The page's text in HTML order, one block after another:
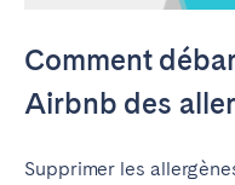
Comment
Airbnb des
Supprimer les